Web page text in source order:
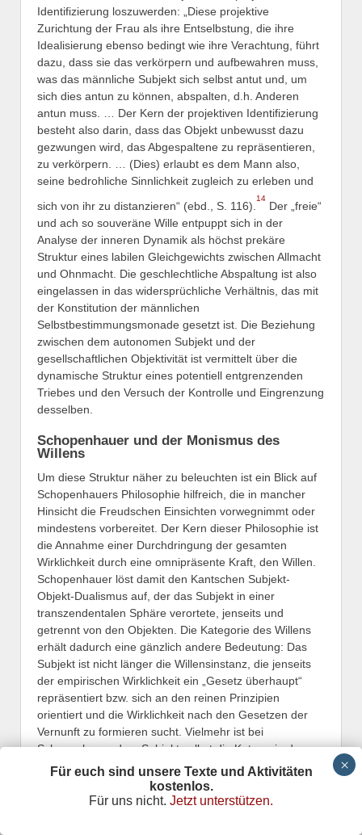
Identifizierung loszuwerden: „Diese projektive
Zurichtung der Frau als ihre Entselbstung, die ihre
Idealisierung ebenso bedingt wie ihre Verachtung, führt
dazu, dass sie das verkörpern und aufbewahren muss,
was das männliche Subjekt sich selbst antut und, um
sich dies antun zu können, abspalten, d.h. Anderen
antun muss. … Der Kern der projektiven Identifizierung
besteht also darin, dass das Objekt unbewusst dazu
gezwungen wird, das Abgespaltene zu repräsentieren,
zu verkörpern. … (Dies) erlaubt es dem Mann also,
seine bedrohliche Sinnlichkeit zugleich zu erleben und
sich von ihr zu distanzieren“ (ebd., S. 116).
14
Der „freie“
und ach so souveräne Wille entpuppt sich in der
Analyse der inneren Dynamik als höchst prekäre
Struktur eines labilen Gleichgewichts zwischen Allmacht
und Ohnmacht. Die geschlechtliche Abspaltung ist also
eingelassen in das widersprüchliche Verhältnis, das mit
der Konstitution der männlichen
Selbstbestimmungsmonade gesetzt ist. Die Beziehung
zwischen dem autonomen Subjekt und der
gesellschaftlichen Objektivität ist vermittelt über die
dynamische Struktur eines potentiell entgrenzenden
Triebes und den Versuch der Kontrolle und Eingrenzung
desselben.
Schopenhauer und der Monismus des
Willens
Um diese Struktur näher zu beleuchten ist ein Blick auf
Schopenhauers Philosophie hilfreich, die in mancher
Hinsicht die Freudschen Einsichten vorwegnimmt oder
mindestens vorbereitet. Der Kern dieser Philosophie ist
die Annahme einer Durchdringung der gesamten
Wirklichkeit durch eine omnipräsente Kraft, den Willen.
Schopenhauer löst damit den Kantschen Subjekt-
Objekt-Dualismus auf, der das Subjekt in einer
transzendentalen Sphäre verortete, jenseits und
getrennt von den Objekten. Die Kategorie des Willens
erhält dadurch eine gänzlich andere Bedeutung: Das
Subjekt ist nicht länger die Willensinstanz, die jenseits
der empirischen Wirklichkeit ein „Gesetz überhaupt“
repräsentiert bzw. sich an den reinen Prinzipien
orientiert und die Wirklichkeit nach den Gesetzen der
Vernunft zu formieren sucht. Vielmehr ist bei
Schopenhauer dem Subjekt selbst die Kategorie des
Willens als monistische Kraft vorausgesetzt, die hinter
allen Erscheinungen das An-sich der Welt bildet. Sowohl
das Subjekt, wie das Objekt, alle Phänomene, ob
Für euch sind unsere Texte und Aktivitäten
kostenlos.
Für uns nicht. Jetzt unterstützen.